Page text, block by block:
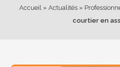
Accueil » Actualités »
courtier en